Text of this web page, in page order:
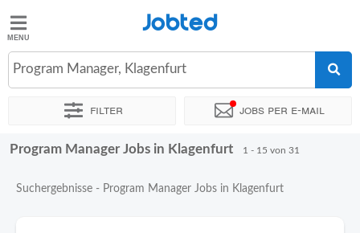
Jobted
Jobs
Jobted
Program Manager, Klagenfurt
Filter Jobs per e-mail
Sortieren nach Genauer Standort Unternehmen
Program Manager Jobs in Klagenfurt 1 - 15 von 31
Suchergebnisse - Program Manager Jobs in Klagenfurt